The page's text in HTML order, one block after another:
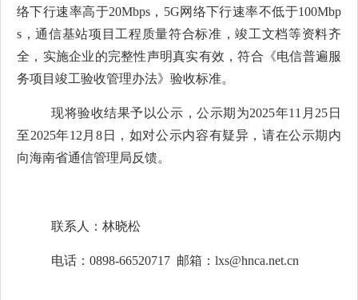
络下行速率高于20Mbps， 5G网络下行速率不低于100Mbp
s，通信基站项目工程 质量符合标准，竣工文档等资料齐
全 ，实施企业的完整性声明真实有效，符合 《电信普遍服
务项目竣工验收管理办法》验收标准。
现将验收结果予以公示，公示期为2025年11 月 25 日
至2025年12 月8 日，如对公示内容有疑异，请在公示期 内
向海南省通信管理局反馈。
联系人：林晓松
电话：0898-66520717 邮箱：lxs@hnca.net.cn